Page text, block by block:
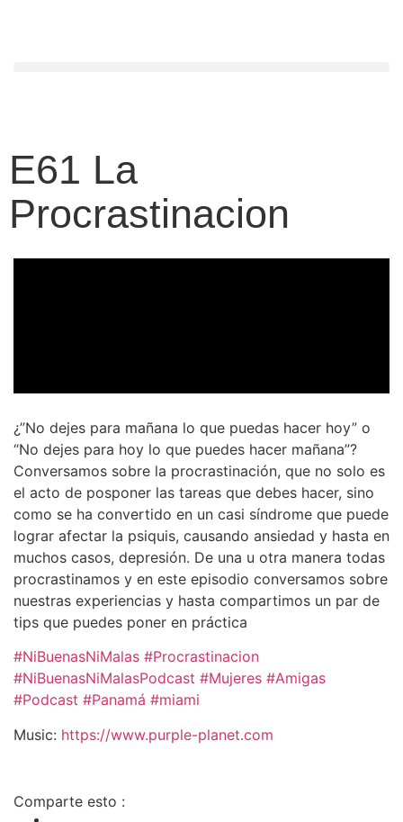
E61 La
Procrastinacion
¿”No dejes para mañana lo que puedas hacer hoy” o
“No dejes para hoy lo que puedes hacer mañana”?
Conversamos sobre la procrastinación, que no solo es
el acto de posponer las tareas que debes hacer, sino
como se ha convertido en un casi síndrome que puede
lograr afectar la psiquis, causando ansiedad y hasta en
muchos casos, depresión. De una u otra manera todas
procrastinamos y en este episodio conversamos sobre
nuestras experiencias y hasta compartimos un par de
tips que puedes poner en práctica
#NiBuenasNiMalas #Procrastinacion
#NiBuenasNiMalasPodcast #Mujeres #Amigas
#Podcast #Panamá #miami
Music: https://www.purple-planet.com
Comparte esto :